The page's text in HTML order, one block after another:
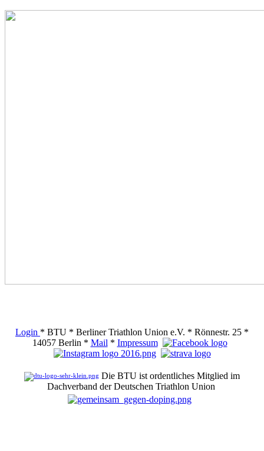
Login * BTU * Berliner Triathlon Union e.V. * Rönnestr. 25 *
14057 Berlin * Mail * Impressum
Die BTU ist ordentliches Mitglied im
Dachverband der Deutschen Triathlon Union